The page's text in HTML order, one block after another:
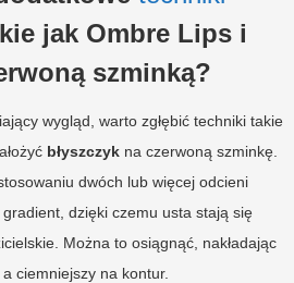
jak Ombre Lips i
szminką?
wygląd, warto zgłębić techniki takie
błyszczyk na czerwoną szminkę.
dwóch lub więcej odcieni
dzięki czemu usta stają się
Można to osiągnąć, nakładając
ciemniejszy na kontur.